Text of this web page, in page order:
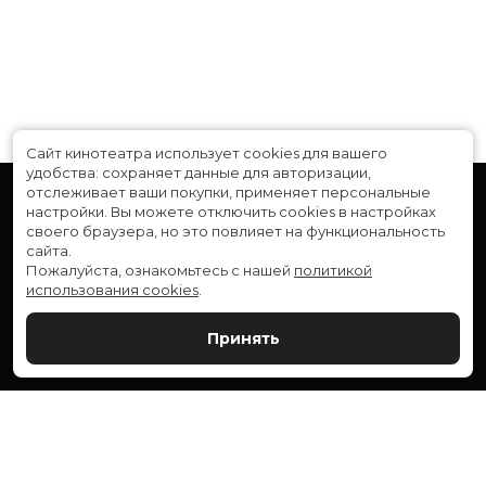
Расписание
Скоро в кино
Служба поддержки
Сайт кинотеатра использует cookies для вашего
удобства: сохраняет данные для авторизации,
отслеживает ваши покупки, применяет персональные
настройки. Вы можете отключить cookies в настройках
своего браузера, но это повлияет на функциональность
сайта.
Пожалуйста, ознакомьтесь с нашей политикой
использования cookies
Принять